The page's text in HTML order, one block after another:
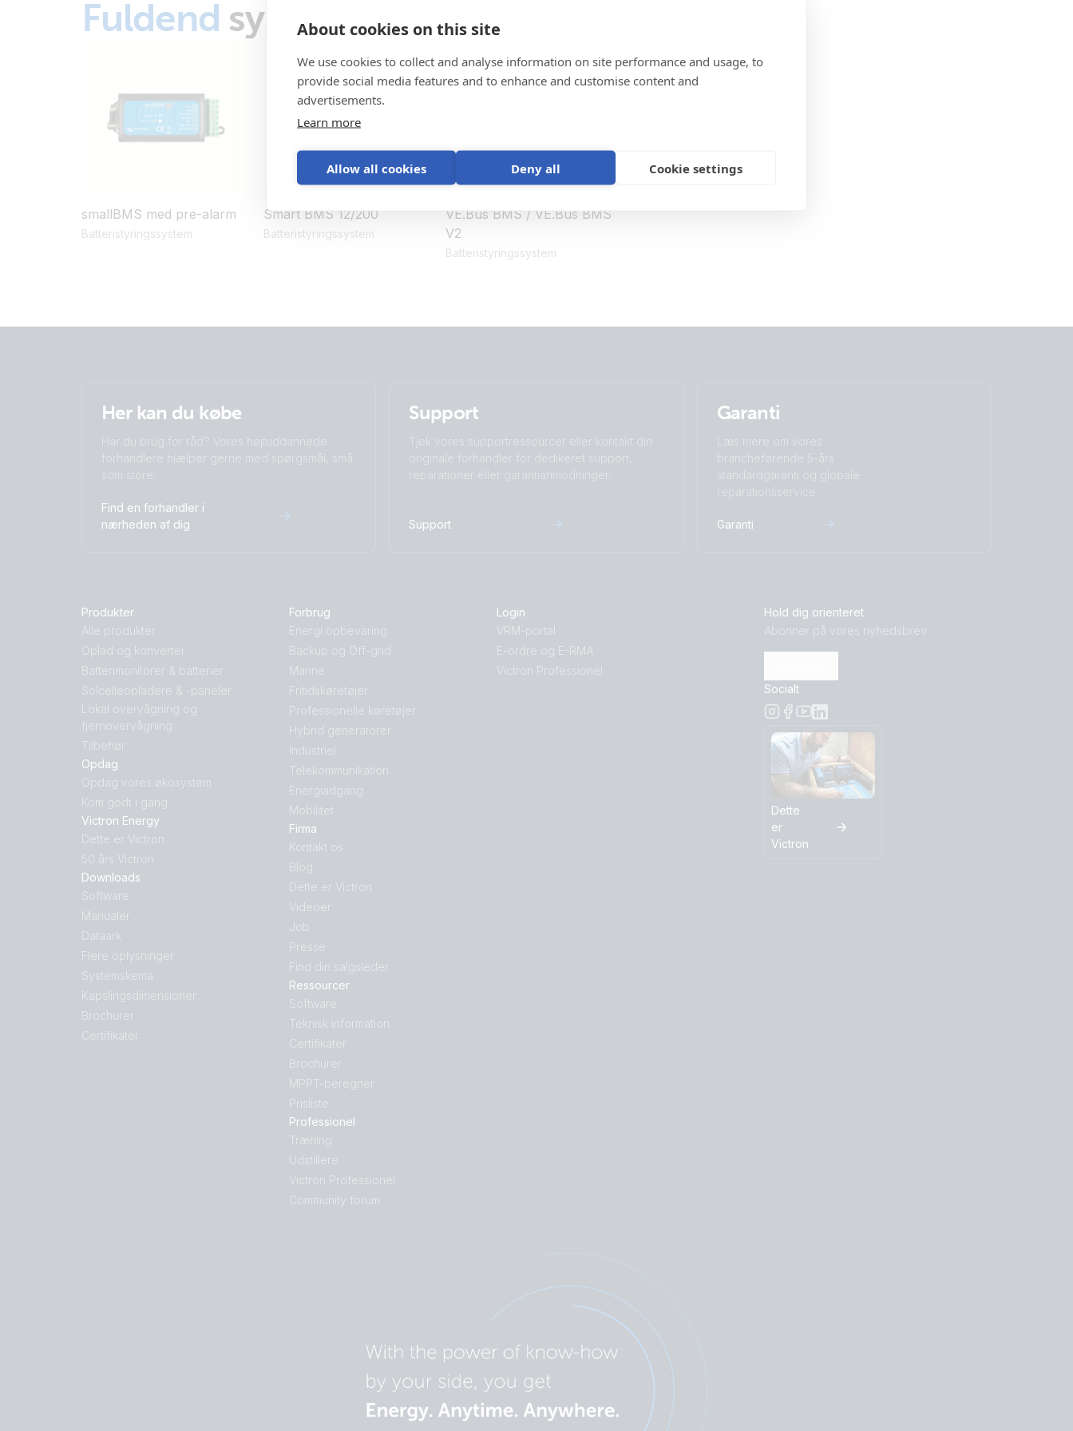
About cookies on this site
We use cookies to collect and analyse information on site performance and usage, to
provide social media features and to enhance and customise content and
advertisements.
Learn more
Allow all cookies Deny all Cookie settings
Fuldend systemet
smallBMS med pre-alarm
Batteristyringssystem
Smart BMS 12/200
Batteristyringssystem
VE.Bus BMS / VE.Bus BMS
V2
Batteristyringssystem
Her kan du købe
Har du brug for råd? Vores højtuddannede
forhandlere hjælper gerne med spørgsmål, små
som store.
Find en forhandler i
nærheden af dig
Support
Tjek vores supportressourcer eller kontakt din
originale forhandler for dedikeret support,
reparationer eller garantianmodninger.
Support
Garanti
Læs mere om vores
brancheførende 5-års
standardgaranti og globale
reparationsservice.
Garanti
Produkter
Alle produkter
Oplad og konverter
Batterimonitorer & batterier
Solcelleopladere & -paneler
Lokal overvågning og
fjernovervågning
Tilbehør
Opdag
Opdag vores økosystem
Kom godt i gang
Victron Energy
Dette er Victron
50 års Victron
Downloads
Software
Manualer
Dataark
Flere oplysninger
Systemskema
Kapslingsdimensioner
Brochurer
Certifikater
Forbrug
Energi opbevaring
Backup og Off-grid
Marine
Fritidskøretøjer
Professionelle køretøjer
Hybrid generatorer
Industriel
Telekommunikation
Energiadgang
Mobilitet
Firma
Kontakt os
Blog
Dette er Victron
Videoer
Job
Presse
Find din salgsleder
Ressourcer
Software
Teknisk information
Certifikater
Brochurer
MPPT-beregner
Prisliste
Professionel
Træning
Udstillere
Victron Professionel
Community forum
Login
VRM-portal
E-ordre og E-RMA
Victron Professionel
Hold dig orienteret
Abonner på vores nyhedsbrev
Socialt
Dette
er
Victron